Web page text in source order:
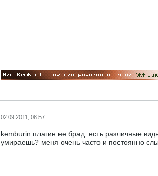
02.09.2011, 08:57
kemburin плагин не брад. есть различные
умираешь? меня очень часто и постоянно